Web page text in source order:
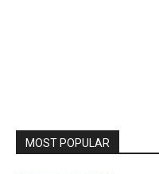
MOST POPULAR